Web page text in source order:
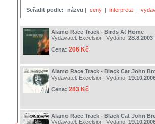
Seřadit podle: názvu | ceny | interpreta |
Alamo Race Track - Birds At Home
Vydavatel: Excelsior | Vydáno: 28.8.2003
Cena: 206 Kč
Alamo Race Track - Black Cat John
Vydavatel: Excelsior | Vydáno:
Cena: 283 Kč
Alamo Race Track - Black Cat John
Vydavatel: Excelsior | Vydáno: